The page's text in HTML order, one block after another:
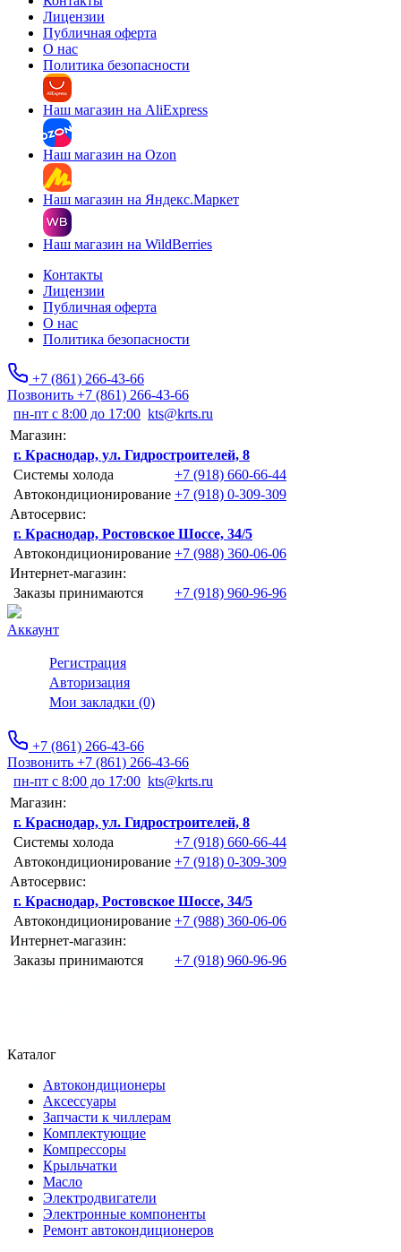
Лицензии
Публичная оферта
О нас
Политика безопасности
Наш магазин на AliExpress
Наш магазин на Ozon
Наш магазин на Яндекс.Маркет
Наш магазин на WildBerries
Контакты
Лицензии
Публичная оферта
О нас
Политика безопасности
+7 (861) 266-43-66
Позвонить +7 (861) 266-43-66
пн-пт с 8:00 до 17:00 kts@krts.ru
Магазин:
г. Краснодар, ул. Гидростроителей, 8
Системы холода
+7 (918) 660-66-44
Автокондиционирование +7 (918) 0-309-309
Автосервис:
г. Краснодар, Ростовское Шоссе, 34/5
Автокондиционирование +7 (988) 360-06-06
Интернет-магазин:
Заказы принимаются
+7 (918) 960-96-96
Аккаунт
Регистрация
Авторизация
Мои закладки (0)
+7 (861) 266-43-66
Позвонить +7 (861) 266-43-66
пн-пт с 8:00 до 17:00 kts@krts.ru
Магазин:
г. Краснодар, ул. Гидростроителей, 8
Системы холода
+7 (918) 660-66-44
Автокондиционирование +7 (918) 0-309-309
Автосервис:
г. Краснодар, Ростовское Шоссе, 34/5
Автокондиционирование +7 (988) 360-06-06
Интернет-магазин:
Заказы принимаются
+7 (918) 960-96-96
Каталог
Автокондиционеры
Аксессуары
Запчасти к чиллерам
Комплектующие
Компрессоры
Крыльчатки
Масло
Электродвигатели
Электронные компоненты
Ремонт автокондиционеров